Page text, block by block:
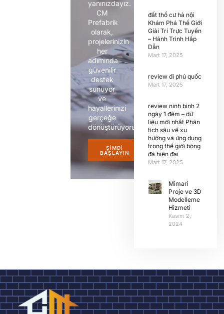
yanınızdayız.
CM
Prefabrik
olarak,
projelerinizin
her
adımında
güvenilir
destek
sunuyor
ve
hayallerinizi
gerçeğe
dönüştürüyoruz.
ŞIMDI
BAŞLAYIN
đất thổ cư hà nội
Khám Phá Thế Giới
Giải Trí Trực Tuyến
– Hành Trình Hấp
Dẫn
Mart 17, 2025
review đi phú quốc
Mart 17, 2025
review ninh bình 2
ngày 1 đêm – dữ
liệu mới nhất Phân
tích sâu về xu
hướng và ứng dụng
trong thế giới bóng
đá hiện đại
Mart 17, 2025
Mimari
Proje ve 3D
Modelleme
Hizmeti
Kasım 2,
2024